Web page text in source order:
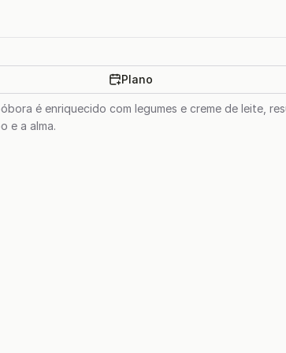
Plano
é enriquecido com legumes e creme de leite,
e a alma.